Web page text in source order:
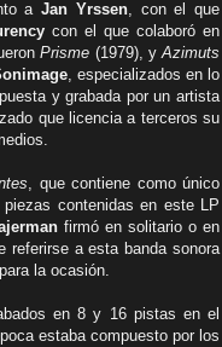
aJan Yrssen, con el que
con el que colaboró en
Prisme (1979), yAzimuts
, especializados en lo
y grabada por un artista
que licencia a terceros su
, que contiene como único
contenidas en este LP
firmó en solitario o en
referirse a esta banda sonora
la ocasión.
en 8 y 16 pistas en el
estaba compuesto por los